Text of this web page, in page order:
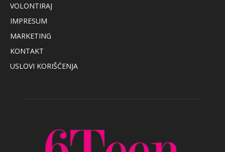
VOLONTIRAJ
IMPRESUM
MARKETING
KONTAKT
USLOVI KORIŠĆENJA